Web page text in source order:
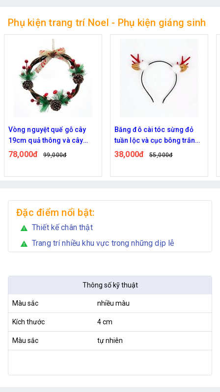
Phụ kiện trang trí Noel - Phụ kiện giáng sinh
Băng đô cài tóc sừng đỏ
tuần lộc và cục bông trắng
dễ thương
38,000đ 55,000đ
Decal hít tĩnh điện 2 mặt
cho cửa tường kính giáng
sinh HYC-004
58,000đ 75,000đ
Đặc điểm nổi bật:
warning Thiết kế chân thật
warning Trang trí nhiều khu vực trong những dịp lễ
Thông số kỹ thuật
Màu sắc nhiều màu
Kích thước 4 cm
Màu sắc tự nhiên